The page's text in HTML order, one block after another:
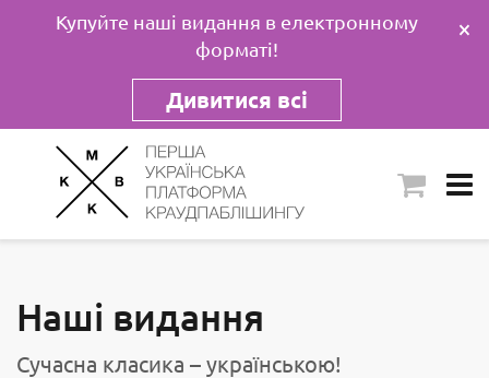
Купуйте наші видання в електронному
форматі!
Дивитися всі
×
Наші видання
Сучасна класика – українською!